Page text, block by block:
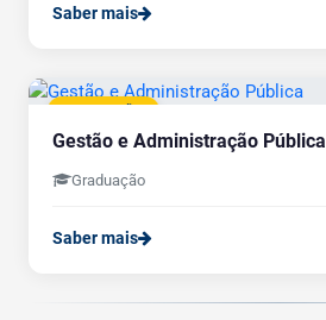
Saber mais
Gestão e Administração Pública
Graduação
Saber mais